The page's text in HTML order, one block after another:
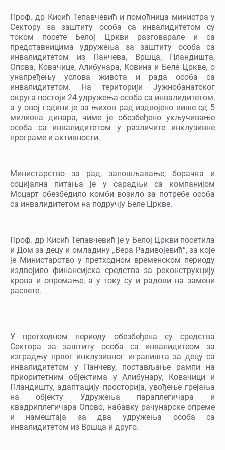
Проф. др Кисић Тепавчевић и помоћница министра у
Сектору за заштиту особа са инвалидитетом су
током посете Белој Цркви разговарале и са
представницима удружења за заштиту особа са
инвалидитетом из Панчева, Вршца, Пландишта,
Опова, Ковачице, Алибунара, Ковина и Беле Цркве, о
унапређењу услова живота и рада особа са
инвалидитетом. На територији Јужнобанатског
округа постоји 24 удружења особа са инвалидитетом,
а у овој години је за њихов рад издвојено више од 5
милиона динара, чиме је обезбеђено укључивање
особа са инвалидитетом у различите инклузивне
програме и активности.
Министарство за рад, запошљавање, борачка и
социјална питања је у сарадњи са компанијом
Моцарт обезбедило комби возило за потребе особа
са инвалидитетом на подручју Беле Цркве.
Проф. др Кисић Тепавчевић је у Белој Цркви посетила
и Дом за децу и омладину „Вера Радивојевић“, за које
је Министарство у претходном временском периоду
издвојило финансијска средства за реконструкцију
крова и опремање, а у току су и радови на замени
расвете.
У претходном периоду обезбеђена су средства
Сектора за заштиту особа са инвалидитеом за
изградњу првог инклузивног игралишта за децу са
инвалидитетом у Панчеву, постављање рампи на
приоритетним објектима у Алибунару, Ковачици и
Пландишту, адаптацију просторија, увођење грејања
на објекту Удружења параплегичара и
квадриплегичара Опово, набавку рачунарске опреме
и намештаја за два удружења особа са
инвалидитетом из Вршца и друго.